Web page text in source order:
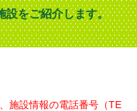
設をご紹介します。
施設情報の電話番号（TE